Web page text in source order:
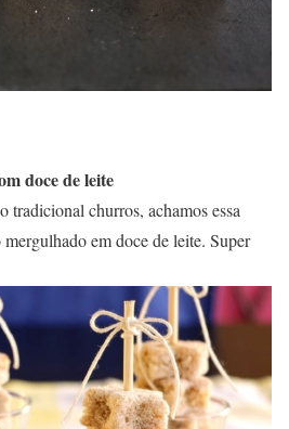
doce de leite
tradicional churros, achamos essa
em doce de leite. Super